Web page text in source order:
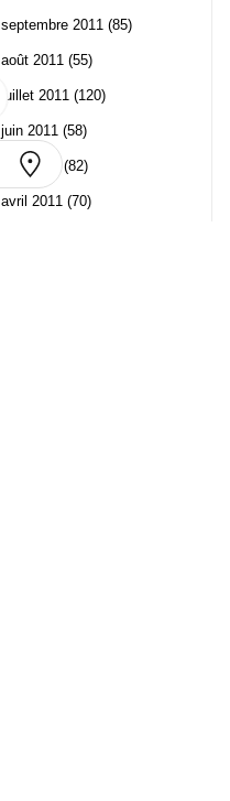
septembre 2011 (85)
août 2011 (55)
juillet 2011 (120)
juin 2011 (58)
mai 2011 (82)
avril 2011 (70)